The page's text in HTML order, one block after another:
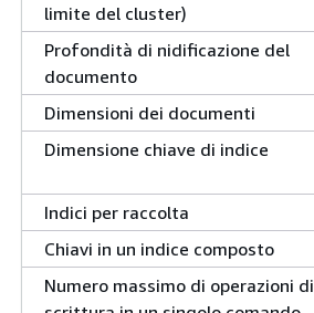
limite del cluster)
Profondità di nidificazione del
documento
Dimensioni dei documenti
Dimensione chiave di indice
Indici per raccolta
Chiavi in un indice composto
Numero massimo di operazioni di